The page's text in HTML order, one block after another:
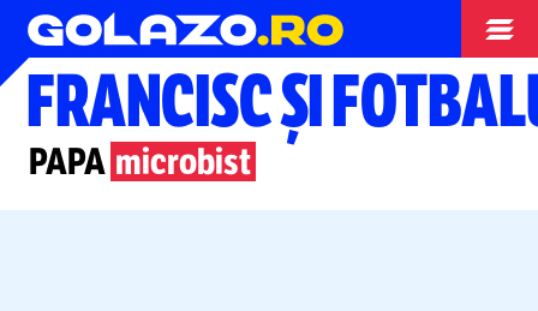
Special
FRANCISC ȘI
PAPA microbist